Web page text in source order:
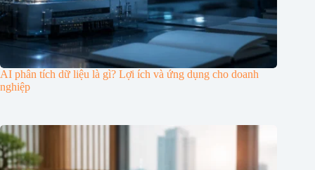
AI phân tích dữ liệu là gì? Lợi ích và ứng dụng cho doanh
nghiệp